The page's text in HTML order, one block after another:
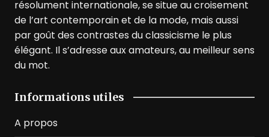
résolument internationale, se situe au croisement
de l’art contemporain et de la mode, mais aussi
par goût des contrastes du classicisme le plus
élégant. Il s’adresse aux amateurs, au meilleur sens
du mot.
Informations utiles
A propos